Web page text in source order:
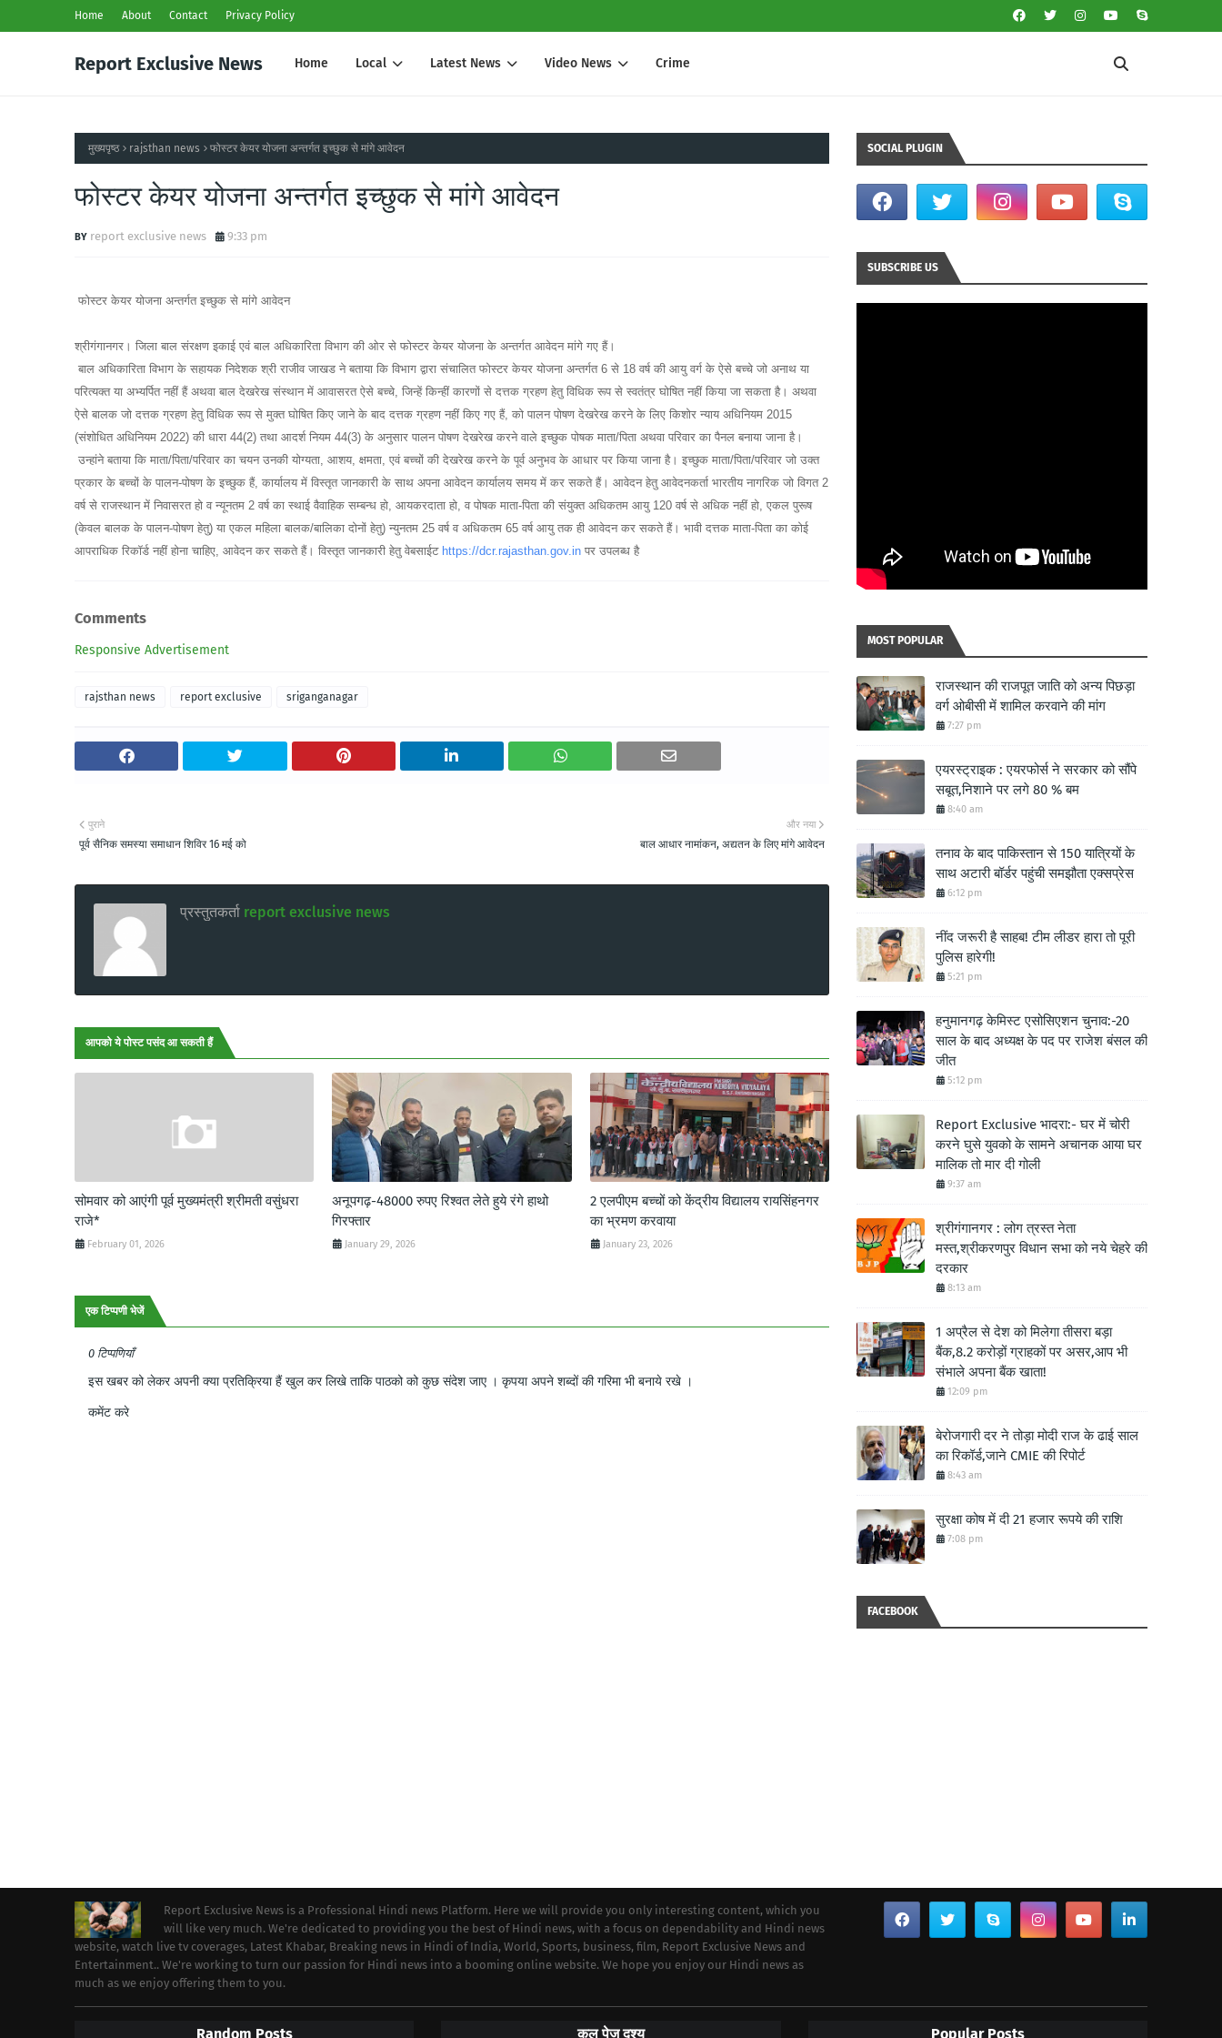
Home About Contact Privacy Policy
Report Exclusive News Home Local Latest News Video News Crime
मुख्यपृष्ठ rajsthan news फोस्टर केयर योजना अन्तर्गत इच्छुक से मांगे आवेदन
फोस्टर केयर योजना अन्तर्गत इच्छुक से मांगे आवेदन
report exclusive news 9:33 pm
फोस्टर केयर योजना अन्तर्गत इच्छुक से मांगे आवेदन
श्रीगंगानगर। जिला बाल संरक्षण इकाई एवं बाल अधिकारिता विभाग की ओर से फोस्टर केयर योजना के अन्तर्गत आवेदन मांगे गए हैं।
बाल अधिकारिता विभाग के सहायक निदेशक श्री राजीव जाखड ने बताया कि विभाग द्वारा संचालित फोस्टर केयर योजना अन्तर्गत 6 से 18 वर्ष की आयु वर्ग के ऐसे बच्चे जो अनाथ या
परित्यक्त या अभ्यर्पित नहीं हैं अथवा बाल देखरेख संस्थान में आवासरत ऐसे बच्चे, जिन्हें किन्हीं कारणों से दत्तक ग्रहण हेतु विधिक रूप से स्वतंत्र घोषित नहीं किया जा सकता है। अथवा
ऐसे बालक जो दत्तक ग्रहण हेतु विधिक रूप से मुक्त घोषित किए जाने के बाद दत्तक ग्रहण नहीं किए गए हैं, को पालन पोषण देखरेख करने के लिए किशोर न्याय अधिनियम 2015
(संशोधित अधिनियम 2022) की धारा 44(2) तथा आदर्श नियम 44(3) के अनुसार पालन पोषण देखरेख करने वाले इच्छुक पोषक माता/पिता अथवा परिवार का पैनल बनाया जाना है।
उन्हांने बताया कि माता/पिता/परिवार का चयन उनकी योग्यता, आशय, क्षमता, एवं बच्चों की देखरेख करने के पूर्व अनुभव के आधार पर किया जाना है। इच्छुक माता/पिता/परिवार जो उक्त
प्रकार के बच्चों के पालन-पोषण के इच्छुक हैं, कार्यालय में विस्तृत जानकारी के साथ अपना आवेदन कार्यालय समय में कर सकते हैं। आवेदन हेतु आवेदनकर्ता भारतीय नागरिक जो विगत 2
वर्ष से राजस्थान में निवासरत हो व न्यूनतम 2 वर्ष का स्थाई वैवाहिक सम्बन्ध हो, आयकरदाता हो, व पोषक माता-पिता की संयुक्त अधिकतम आयु 120 वर्ष से अधिक नहीं हो, एकल पुरूष
(केवल बालक के पालन-पोषण हेतु) या एकल महिला बालक/बालिका दोनों हेतु) न्युनतम 25 वर्ष व अधिकतम 65 वर्ष आयु तक ही आवेदन कर सकते हैं। भावी दत्तक माता-पिता का कोई
आपराधिक रिकॉर्ड नहीं होना चाहिए, आवेदन कर सकते हैं। विस्तृत जानकारी हेतु वेबसाईट https://dcr.rajasthan.gov.in पर उपलब्ध है
Comments
Responsive Advertisement
rajsthan news report exclusive sriganganagar
और नया
बाल आधार नामांकन, अद्यतन के लिए मांगे आवेदन
पुराने
पूर्व सैनिक समस्या समाधान शिविर 16 मई को
प्रस्तुतकर्ता report exclusive news
आपको ये पोस्ट पसंद आ सकती हैं
सोमवार को आएंगी पूर्व मुख्यमंत्री श्रीमती वसुंधरा
राजे*
February 01, 2026
अनूपगढ़-48000 रुपए रिश्वत लेते हुये रंगे हाथो
गिरफ्तार
January 29, 2026
2 एलपीएम बच्चों को केंद्रीय विद्यालय रायसिंहनगर
का भ्रमण करवाया
January 23, 2026
एक टिप्पणी भेजें
0 टिप्पणियाँ
इस खबर को लेकर अपनी क्या प्रतिक्रिया हैं खुल कर लिखे ताकि पाठको को कुछ संदेश जाए । कृपया अपने शब्दों की गरिमा भी बनाये रखे ।
कमेंट करे
SOCIAL PLUGIN
SUBSCRIBE US
MOST POPULAR
राजस्थान की राजपूत जाति को अन्य पिछड़ा
वर्ग ओबीसी में शामिल करवाने की मांग
7:27 pm
एयरस्ट्राइक : एयरफोर्स ने सरकार को सौंपे
सबूत,निशाने पर लगे 80 % बम
8:40 am
तनाव के बाद पाकिस्तान से 150 यात्रियों के
साथ अटारी बॉर्डर पहुंची समझौता एक्सप्रेस
6:12 pm
नींद जरूरी है साहब! टीम लीडर हारा तो पूरी
पुलिस हारेगी!
5:21 pm
हनुमानगढ़ केमिस्ट एसोसिएशन चुनाव:-20
साल के बाद अध्यक्ष के पद पर राजेश बंसल की
जीत
5:12 pm
Report Exclusive भादरा:- घर में चोरी
करने घुसे युवको के सामने अचानक आया घर
मालिक तो मार दी गोली
9:37 am
श्रीगंगानगर : लोग त्रस्त नेता
मस्त,श्रीकरणपुर विधान सभा को नये चेहरे की
दरकार
8:13 am
1 अप्रैल से देश को मिलेगा तीसरा बड़ा
बैंक,8.2 करोड़ों ग्राहकों पर असर,आप भी
संभाले अपना बैंक खाता!
12:09 pm
बेरोजगारी दर ने तोड़ा मोदी राज के ढाई साल
का रिकॉर्ड,जाने CMIE की रिपोर्ट
8:43 am
सुरक्षा कोष में दी 21 हजार रूपये की राशि
7:08 pm
FACEBOOK
Report Exclusive News is a Professional Hindi news Platform. Here we will provide you only interesting content, which you
will like very much. We're dedicated to providing you the best of Hindi news, with a focus on dependability and Hindi news
website, watch live tv coverages, Latest Khabar, Breaking news in Hindi of India, World, Sports, business, film, Report Exclusive News and
Entertainment.. We're working to turn our passion for Hindi news into a booming online website. We hope you enjoy our Hindi news as
much as we enjoy offering them to you.
Random Posts कुल पेज दृश्य Popular Posts